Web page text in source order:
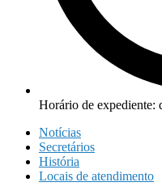
Horário de expediente:
Notícias
Secretários
História
Locais de atendimento